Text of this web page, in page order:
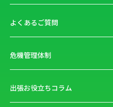
よくあるご質問
危機管理体制
出張お役立ちコラム